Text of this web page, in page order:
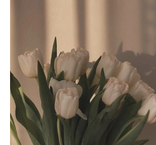
お得なキャンペーン情報を見
に
持ちが良いマツエクを選ぶなら恵
ドロック
長持ちするマツエクの秘訣と
バインドロックの耐久性とそ
施術後のメンテナンスで持ち